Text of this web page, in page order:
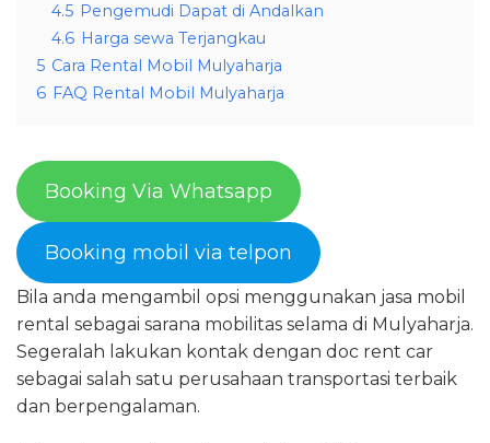
4.5 Pengemudi Dapat di Andalkan
4.6 Harga sewa Terjangkau
5 Cara Rental Mobil Mulyaharja
6 FAQ Rental Mobil Mulyaharja
Booking Via Whatsapp
Booking mobil via telpon
Bila anda mengambil opsi menggunakan jasa mobil
rental sebagai sarana mobilitas selama di Mulyaharja.
Segeralah lakukan kontak dengan doc rent car
sebagai salah satu perusahaan transportasi terbaik
dan berpengalaman.